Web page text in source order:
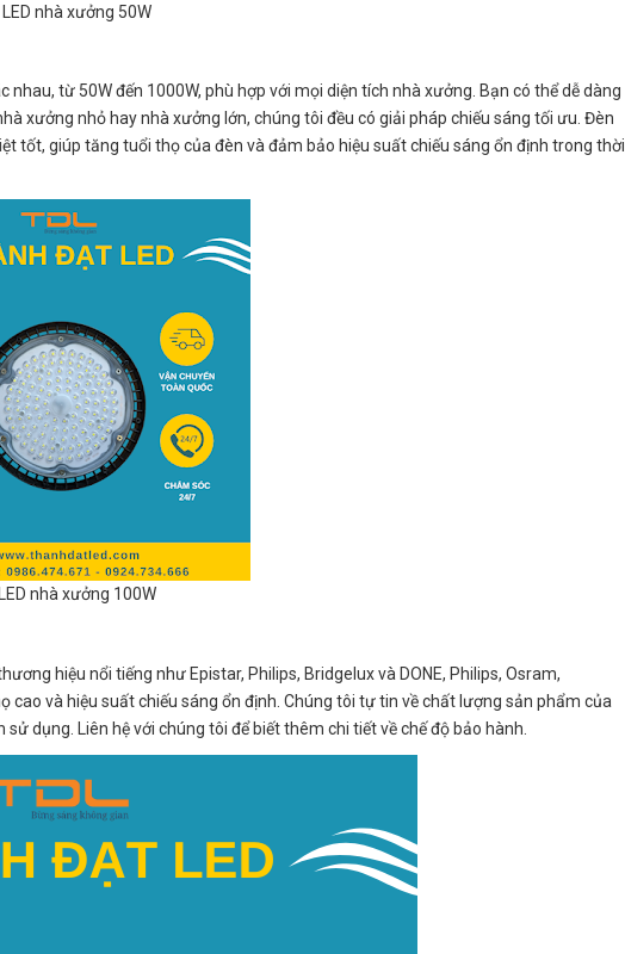
nhà xưởng 50W
từ 50W đến 1000W, phù hợp với mọi diện tích nhà xưởng. Bạn có thể dễ dàng
xưởng nhỏ hay nhà xưởng lớn, chúng tôi đều có giải pháp chiếu sáng tối ưu. Đèn
tốt, giúp tăng tuổi thọ của đèn và đảm bảo hiệu suất chiếu sáng ổn định trong thời
nhà xưởng 100W
hiệu nổi tiếng như Epistar, Philips, Bridgelux và DONE, Philips, Osram,
và hiệu suất chiếu sáng ổn định. Chúng tôi tự tin về chất lượng sản phẩm của
dụng. Liên hệ với chúng tôi để biết thêm chi tiết về chế độ bảo hành.